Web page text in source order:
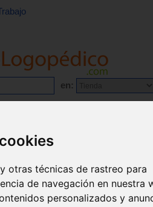
otras técnicas de rastreo para
de navegación en nuestra
personalizados y
en: